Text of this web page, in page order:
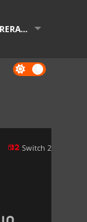
LOGGA IN ELLER REGISTRERA DIG
Dark
mode
Switch 2